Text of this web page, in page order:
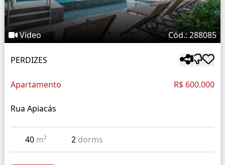
Vídeo Cód.: 288085
PERDIZES
Apartamento R$ 600.000
Rua Apiacás
40 m² 2 dorms